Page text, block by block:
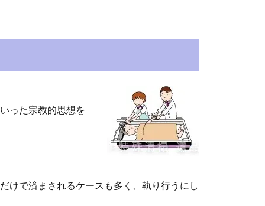
った宗教的思想を
けで済まされるケースも多く、執り行うにし